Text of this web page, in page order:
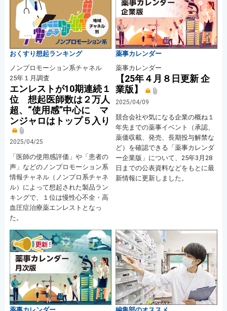
おくすり想起ランキング
ノンプロモーション系チャネル
25年１月調査
エンレストが10期連続１
位 想起医師数は２万人
超、“使用感”中心に マ
ンジャロはトップ５入り
2025/04/25
「医師の使用感評価」や「患者の
声」などのノンプロモーション系
情報チャネル（ノンプロ系チャネ
ル）によって想起された製品ラン
キングで、１位は慢性心不全・高
血圧症治療薬エンレストとなっ
た。
薬事カレンダー
薬事カレンダー
【25年４月８日更新 企
業版】
2025/04/09
競合会社や気になる企業の概ね１
年先までの薬事イベント（承認、
薬価収載、発売、長期投与解禁な
ど）を確認できる「薬事カレンダ
ー企業版」について、25年3月28
日までの公表資料などをもとに最
新情報に更新しました。